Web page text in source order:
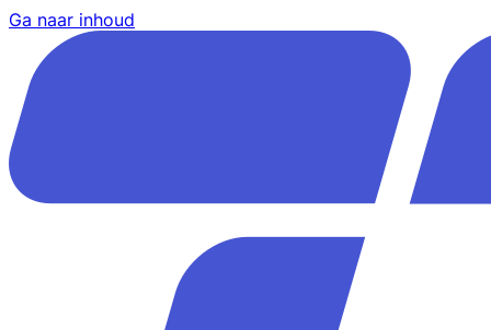
Ga naar inhoud